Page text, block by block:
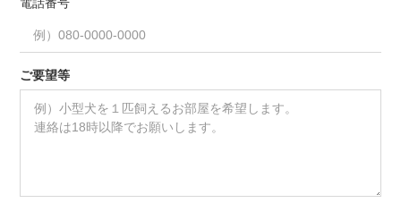
ご要望等